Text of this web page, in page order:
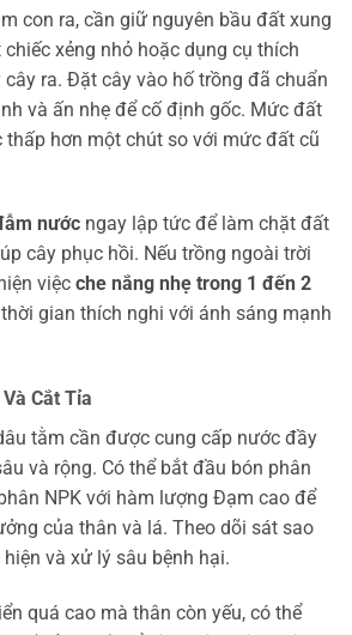
con ra, cần giữ nguyên bầu đất xung
xẻng nhỏ hoặc dụng cụ thích
ra. Đặt cây vào hố trồng đã chuẩn
và ấn nhẹ để cố định gốc. Mức đất
thấp hơn một chút so với mức đất cũ
nước ngay lập tức để làm chặt đất
cây phục hồi. Nếu trồng ngoài trời
việc che nắng nhẹ trong 1 đến 2
gian thích nghi với ánh sáng mạnh
Cắt Tỉa
tằm cần được cung cấp nước đầy
và rộng. Có thể bắt đầu bón phân
NPK với hàm lượng Đạm cao để
của thân và lá. Theo dõi sát sao
và xử lý sâu bệnh hại.
quá cao mà thân còn yếu, có thể